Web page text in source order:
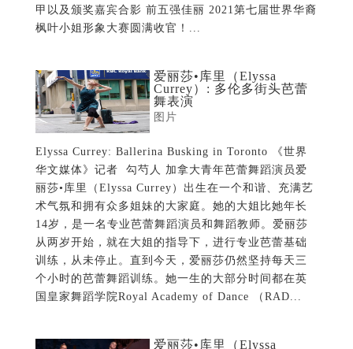
甲以及颁奖嘉宾合影 前五强佳丽 2021第七届世界华裔
枫叶小姐形象大赛圆满收官！...
爱丽莎•库里（Elyssa
Currey）: 多伦多街头芭蕾
舞表演
图片
Elyssa Currey: Ballerina Busking in Toronto 《世界
华文媒体》记者 勾芍人 加拿大青年芭蕾舞蹈演员爱
丽莎•库里（Elyssa Currey）出生在一个和谐、充满艺
术气氛和拥有众多姐妹的大家庭。她的大姐比她年长
14岁，是一名专业芭蕾舞蹈演员和舞蹈教师。爱丽莎
从两岁开始，就在大姐的指导下，进行专业芭蕾基础
训练，从未停止。直到今天，爱丽莎仍然坚持每天三
个小时的芭蕾舞蹈训练。她一生的大部分时间都在英
国皇家舞蹈学院Royal Academy of Dance （RAD...
爱丽莎•库里（Elyssa